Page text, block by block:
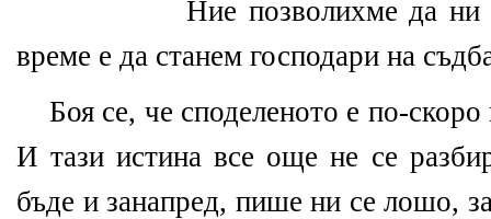
Ние позволихме да ни
време е да станем господари на
Боя се, че споделеното е по-скоро
И тази истина все още не се
бъде и занапред, пише ни се лошо,